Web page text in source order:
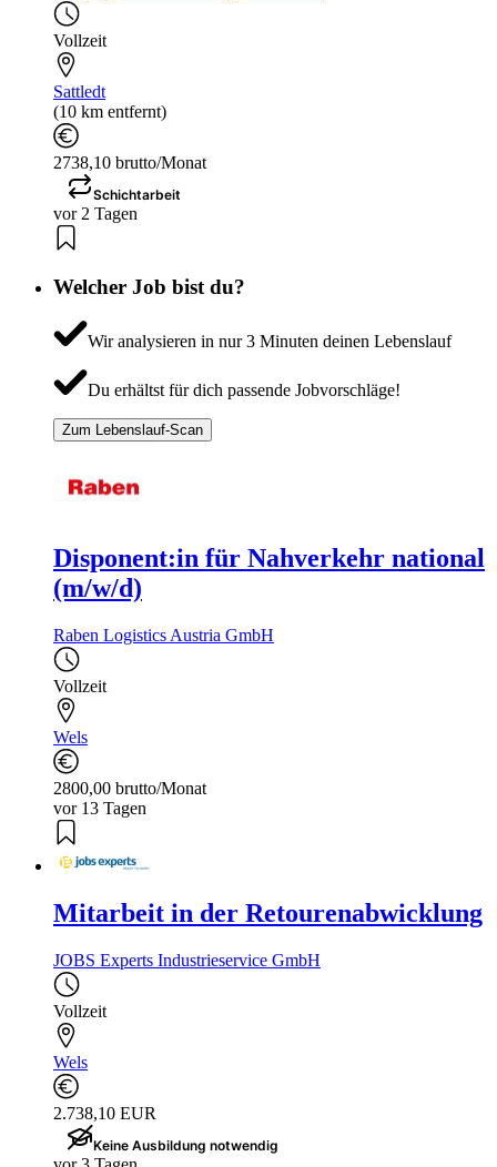
Vollzeit
Sattledt
(10 km entfernt)
2738,10 brutto/Monat
Schichtarbeit
vor 2 Tagen
Welcher Job bist du?
Wir analysieren in nur 3 Minuten deinen Lebenslauf
Du erhältst für dich passende Jobvorschläge!
Zum Lebenslauf-Scan
Disponent:in für Nahverkehr national
(m/w/d)
Raben Logistics Austria GmbH
Vollzeit
Wels
2800,00 brutto/Monat
vor 13 Tagen
Mitarbeit in der Retourenabwicklung
JOBS Experts Industrieservice GmbH
Vollzeit
Wels
2.738,10 EUR
Keine Ausbildung notwendig